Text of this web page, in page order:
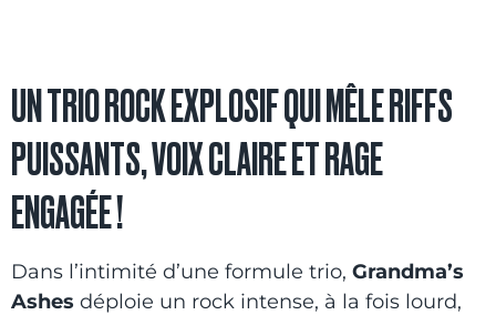
UN TRIO ROCK EXPLOSIF QUI MÊLE RIFFS
PUISSANTS, VOIX CLAIRE ET RAGE
ENGAGÉE !
Dans l’intimité d’une formule trio, Grandma’s
Ashes déploie un rock intense, à la fois lourd,